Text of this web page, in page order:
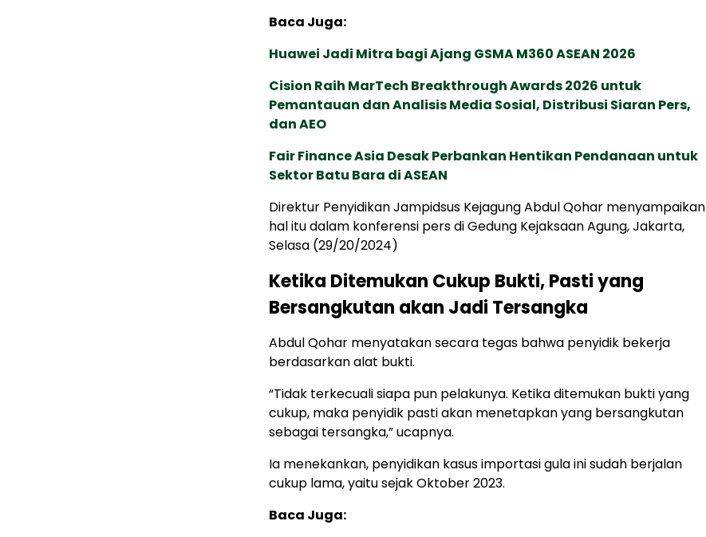
Baca Juga:
Huawei Jadi Mitra bagi Ajang GSMA M360 ASEAN 2026
Cision Raih MarTech Breakthrough Awards 2026 untuk
Pemantauan dan Analisis Media Sosial, Distribusi Siaran Pers,
dan AEO
Fair Finance Asia Desak Perbankan Hentikan Pendanaan untuk
Sektor Batu Bara di ASEAN
Direktur Penyidikan Jampidsus Kejagung Abdul Qohar menyampaikan
hal itu dalam konferensi pers di Gedung Kejaksaan Agung, Jakarta,
Selasa (29/20/2024)
Ketika Ditemukan Cukup Bukti, Pasti yang
Bersangkutan akan Jadi Tersangka
Abdul Qohar menyatakan secara tegas bahwa penyidik bekerja
berdasarkan alat bukti.
“Tidak terkecuali siapa pun pelakunya. Ketika ditemukan bukti yang
cukup, maka penyidik pasti akan menetapkan yang bersangkutan
sebagai tersangka,” ucapnya.
Ia menekankan, penyidikan kasus importasi gula ini sudah berjalan
cukup lama, yaitu sejak Oktober 2023.
Baca Juga: